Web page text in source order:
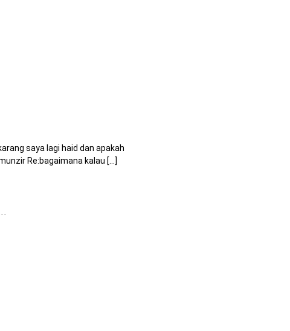
saya lagi haid dan apakah
Re:bagaimana kalau [...]